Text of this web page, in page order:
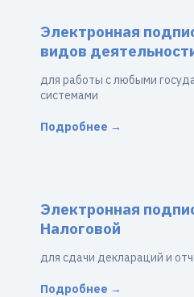
Электронная
видов
для работы с любыми
системами
Подробнее →
Электронная
Налоговой
для сдачи деклараций и
Подробнее →